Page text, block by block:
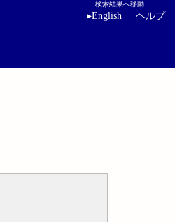
検索結果へ移動
▸English ヘルプ